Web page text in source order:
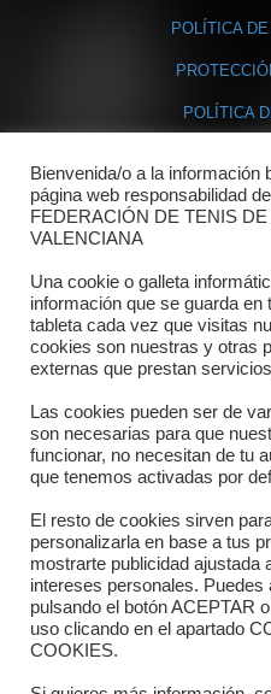
POLÍTICA
POLÍTICA
Dónde
Directorio
Formulario
Copyright © 2025 FTCV
Bienvenida/o a la
página web responsabilidad
FEDERACIÓN DE TENIS
VALENCIANA
Una cookie o galleta
información que se guarda en
tableta cada vez que visitas
cookies son nuestras y otras
externas que prestan
Las cookies pueden ser de
son necesarias para que
funcionar, no necesitan de tu
que tenemos activadas por
El resto de cookies sirven
personalizarla en base a tus
mostrarte publicidad ajustada
intereses personales.
pulsando el botón ACEPTAR
uso clicando en el apartado
COOKIES.